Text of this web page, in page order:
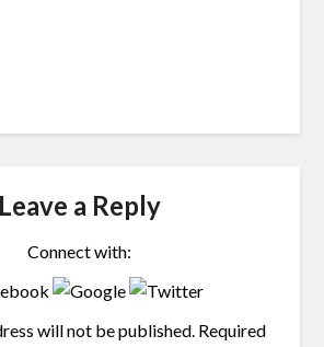
Leave a Reply
Connect with:
will not be published. Required